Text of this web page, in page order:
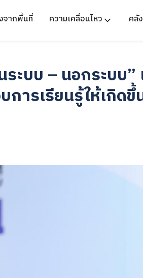
จากพื้นที่ ความเคลื่อนไหว คลั
ะบบ – นอกระบบ”
ารเรียนรู้ให้เกิด